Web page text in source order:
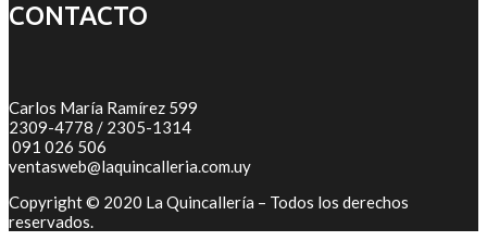
CONTACTO
Carlos María Ramírez 599
2309-4778 / 2305-1314
091 026 506
ventasweb@laquincalleria.com.uy
Copyright © 2020 La Quincallería – Todos los derechos
reservados.